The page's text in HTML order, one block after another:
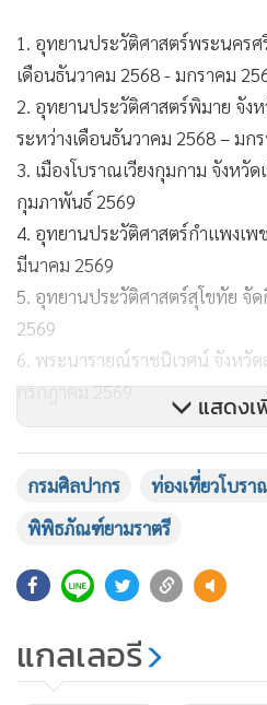
1. อุทยานประวัติศาสตร์พระนครศ
เดือนธันวาคม 2568 - มกราคม
2. อุทยานประวัติศาสตร์พิมาย จัง
ระหว่างเดือนธันวาคม 2568 – มก
3. เมืองโบราณเวียงกุมกาม จังหวั
กุมภาพันธ์ 2569
4. อุทยานประวัติศาสตร์กำแพงเพ
มีนาคม 2569
5. อุทยานประวัติศาสตร์สุโขทัย จั
2569
6. พระนารายณ์ราชนิเวศน์ จังหวั
กรกฎาคม 2569
แสดงเ
กรมศิลปากร
ท่องเที่ยวโบร
พิพิธภัณฑ์ยามราตรี
แกลเลอรี